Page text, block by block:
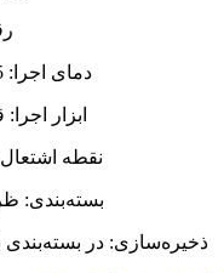
دمای اجرا: 5 الی 35 درجه سانتیگراد
ابزار
نقطه
بسته‌بندی:
ذخیره‌سازی: در بسته‌بندی